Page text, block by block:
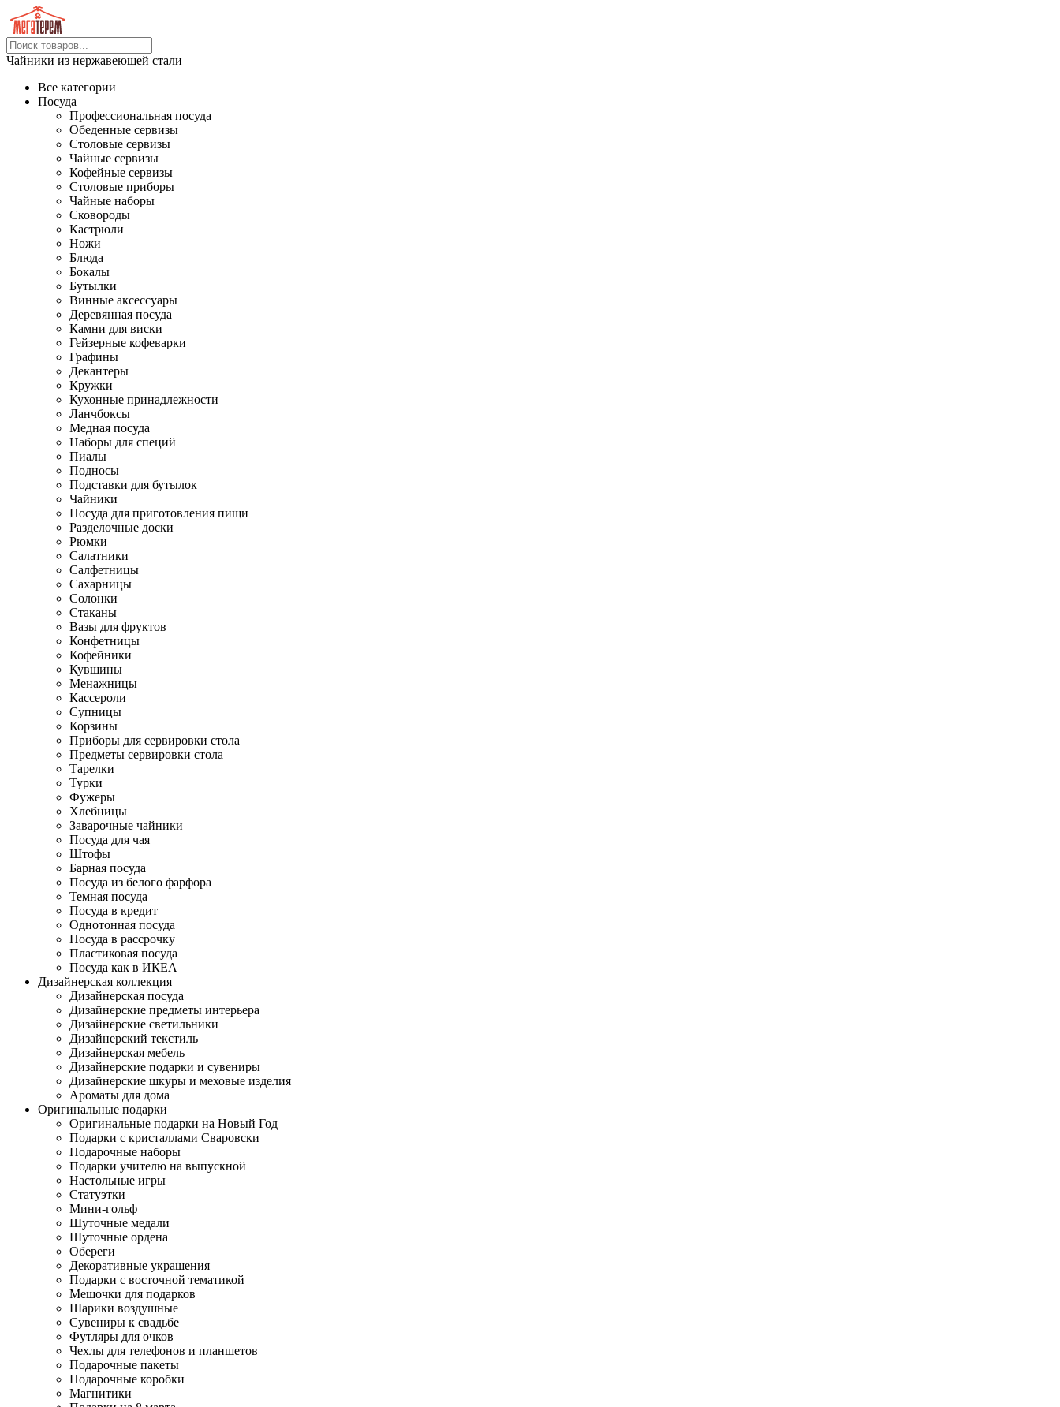
Чайники из нержавеющей стали
Все категории
Посуда
Профессиональная посуда
Обеденные сервизы
Столовые сервизы
Чайные сервизы
Кофейные сервизы
Столовые приборы
Чайные наборы
Сковороды
Кастрюли
Ножи
Блюда
Бокалы
Бутылки
Винные аксессуары
Деревянная посуда
Камни для виски
Гейзерные кофеварки
Графины
Декантеры
Кружки
Кухонные принадлежности
Ланчбоксы
Медная посуда
Наборы для специй
Пиалы
Подносы
Подставки для бутылок
Чайники
Посуда для приготовления пищи
Разделочные доски
Рюмки
Салатники
Салфетницы
Сахарницы
Солонки
Стаканы
Вазы для фруктов
Конфетницы
Кофейники
Кувшины
Менажницы
Кассероли
Супницы
Корзины
Приборы для сервировки стола
Предметы сервировки стола
Тарелки
Турки
Фужеры
Хлебницы
Заварочные чайники
Посуда для чая
Штофы
Барная посуда
Посуда из белого фарфора
Темная посуда
Посуда в кредит
Однотонная посуда
Посуда в рассрочку
Пластиковая посуда
Посуда как в ИКЕА
Дизайнерская коллекция
Дизайнерская посуда
Дизайнерские предметы интерьера
Дизайнерские светильники
Дизайнерский текстиль
Дизайнерская мебель
Дизайнерские подарки и сувениры
Дизайнерские шкуры и меховые изделия
Ароматы для дома
Оригинальные подарки
Оригинальные подарки на Новый Год
Подарки с кристаллами Сваровски
Подарочные наборы
Подарки учителю на выпускной
Настольные игры
Статуэтки
Мини-гольф
Шуточные медали
Шуточные ордена
Обереги
Декоративные украшения
Подарки с восточной тематикой
Мешочки для подарков
Шарики воздушные
Сувениры к свадьбе
Футляры для очков
Чехлы для телефонов и планшетов
Подарочные пакеты
Подарочные коробки
Магнитики